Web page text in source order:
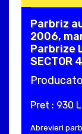
Parbriz
2006,
Parbrize
SECTOR
Pret : 930
Abrevieri